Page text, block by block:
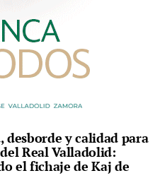
desborde y calidad para
Real Valladolid:
el fichaje de Kaj de